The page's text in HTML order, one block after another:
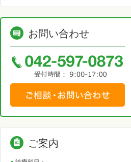
お問い合わせ
ご案内